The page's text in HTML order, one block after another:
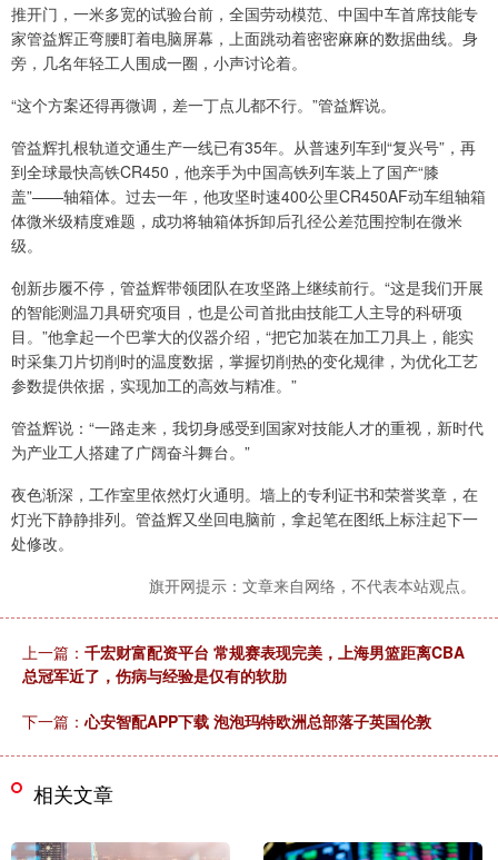
推开门，一米多宽的试验台前，全国劳动模范、中国中车首席技能专
家管益辉正弯腰盯着电脑屏幕，上面跳动着密密麻麻的数据曲线。身
旁，几名年轻工人围成一圈，小声讨论着。
“这个方案还得再微调，差一丁点儿都不行。”管益辉说。
管益辉扎根轨道交通生产一线已有35年。从普速列车到“复兴号”，再
到全球最快高铁CR450，他亲手为中国高铁列车装上了国产“膝
盖”——轴箱体。过去一年，他攻坚时速400公里CR450AF动车组轴箱
体微米级精度难题，成功将轴箱体拆卸后孔径公差范围控制在微米
级。
创新步履不停，管益辉带领团队在攻坚路上继续前行。“这是我们开展
的智能测温刀具研究项目，也是公司首批由技能工人主导的科研项
目。”他拿起一个巴掌大的仪器介绍，“把它加装在加工刀具上，能实
时采集刀片切削时的温度数据，掌握切削热的变化规律，为优化工艺
参数提供依据，实现加工的高效与精准。”
管益辉说：“一路走来，我切身感受到国家对技能人才的重视，新时代
为产业工人搭建了广阔奋斗舞台。”
夜色渐深，工作室里依然灯火通明。墙上的专利证书和荣誉奖章，在
灯光下静静排列。管益辉又坐回电脑前，拿起笔在图纸上标注起下一
处修改。
旗开网提示：文章来自网络，不代表本站观点。
上一篇： 千宏财富配资平台 常规赛表现完美，上海男篮距离CBA
总冠军近了，伤病与经验是仅有的软肋
下一篇： 心安智配APP下载 泡泡玛特欧洲总部落子英国伦敦
相关文章